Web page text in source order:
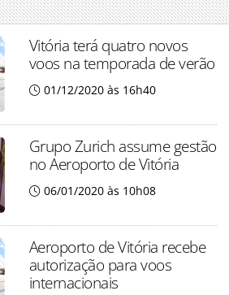
Vitória terá quatro novos
voos na temporada de verão
01/12/2020 às 16h40
Grupo Zurich assume gestão
no Aeroporto de Vitória
06/01/2020 às 10h08
Aeroporto de Vitória recebe
autorização para voos
internacionais